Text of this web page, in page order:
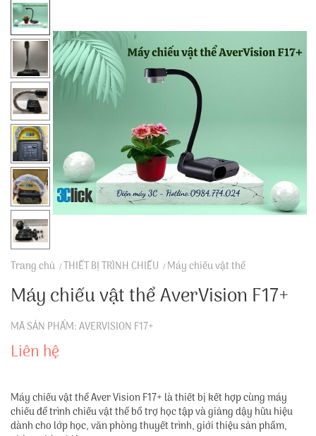
Trang chủ THIẾT BỊ TRÌNH CHIẾU Máy chiếu vật thể
Máy chiếu vật thể AverVision F17+
MÃ SẢN PHẨM: AVERVISION F17+
Liên hệ
Máy chiếu vật thể Aver Vision F17+ là thiết bị kết hợp cùng máy
chiếu để trình chiếu vật thể bổ trợ học tập và giảng dậy hữu hiệu
dành cho lớp học, văn phòng thuyết trình, giới thiệu sản phẩm,